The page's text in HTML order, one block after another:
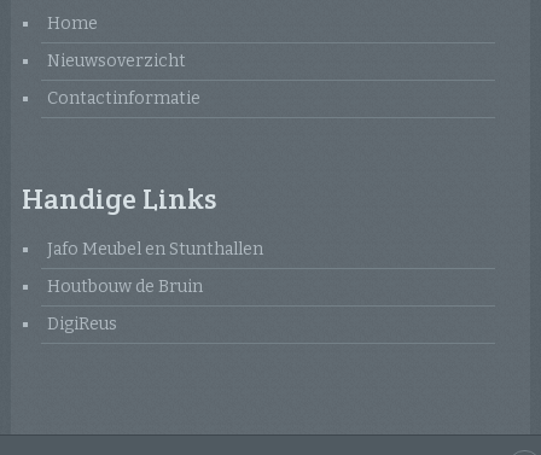
Home
Nieuwsoverzicht
Contactinformatie
Handige Links
Jafo Meubel en Stunthallen
Houtbouw de Bruin
DigiReus